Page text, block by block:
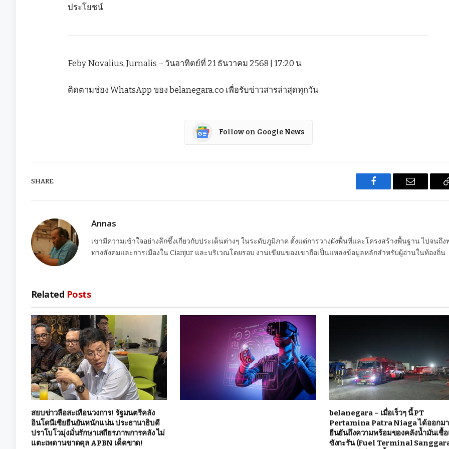
ประโยชน์
Feby Novalius, Jurnalis – วันอาทิตย์ที่ 21 ธันวาคม 2568 | 17:20 น.
ติดตามช่อง WhatsApp ของ belanegara.co เพื่อรับข่าวสารล่าสุดทุกวัน
Follow on Google News
SHARE.
Facebook Email
Annas
เขามีความเข้าใจอย่างลึกซึ้งเกี่ยวกับประเด็นต่างๆ ในระดับภูมิภาค ตั้งแต่การวางผังพื้นที่และโครงสร้างพื้นฐาน ไปจนถึง
ทางสังคมและการเมืองใน Cianjur และบริเวณโดยรอบ งานเขียนของเขาถือเป็นแหล่งข้อมูลหลักสำหรับผู้อ่านในท้องถิ่น
Related Posts
สยบข่าวลือสะเทือนวงการ! รัฐมนตรีคลัง
อินโดนีเซียยืนยันหนักแน่น ประธานาธิบดี
ปราโบโวมุ่งมั่นรักษาเสถียรภาพการคลัง ไม่
แตะเพดานขาดดุล APBN เด็ดขาด!
belanegara – เมื่อเร็วๆ นี้ PT
Pertamina Patra Niaga ได้ออกมา
ยืนยันถึงความพร้อมของคลังน้ำมันเชื้อ
ซังกะรัน (Fuel Terminal